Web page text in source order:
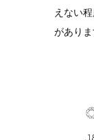
えない
がありま